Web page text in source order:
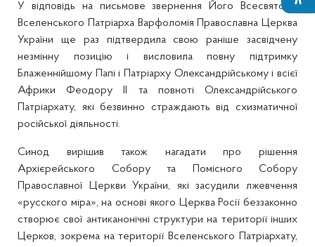
У відповідь на письмове звернення Його Всесвятості
Вселенського Патріарха Варфоломія Православна Церква
України ще раз підтвердила свою раніше засвідчену
незмінну позицію і висловила повну підтримку
Блаженнійшому Папі і Патріарху Олександрійському і всієї
Африки Феодору ІІ та повноті Олександрійського
Патріархату, які безвинно страждають від схизматичної
російської діяльності.
Синод вирішив також нагадати про рішення
Архієрейського Собору та Помісного Собору
Православної Церкви України, які засудили лжевчення
«русского міра», на основі якого Церква Росії беззаконно
створює свої антиканонічні структури на території інших
Церков, зокрема на території Вселенського Патріархату,